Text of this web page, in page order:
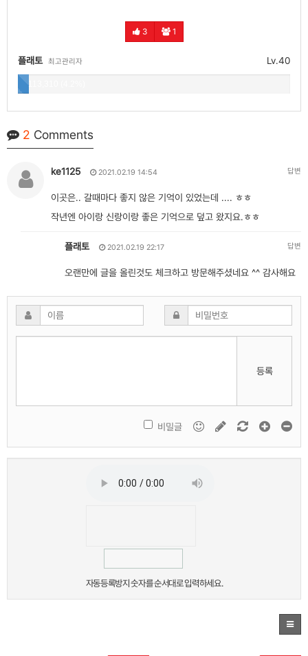
3 1
Lv.40
플래토 최고관리자
113,310 (4.2%)
2 Comments
ke1125 2021.02.19 14:54 답변
이곳은.. 갈때마다 좋지 않은 기억이 있었는데 .... ㅎㅎ
작년엔 아이랑 신랑이랑 좋은 기억으로 덮고 왔지요.ㅎㅎ
플래토 2021.02.19 22:17 답변
오랜만에 글을 올린것도 체크하고 방문해주셨네요 ^^ 감사해요
등록
비밀글
자동등록방지 숫자를 순서대로 입력하세요.